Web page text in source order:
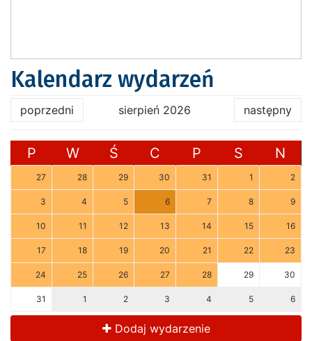
Kalendarz wydarzeń
poprzedni sierpień 2026 następny
P W Ś C P S N
27 28 29 30 31 1 2
3 4 5 6 7 8 9
10 11 12 13 14 15 16
17 18 19 20 21 22 23
24 25 26 27 28 29 30
31 1 2 3 4 5 6
Dodaj wydarzenie